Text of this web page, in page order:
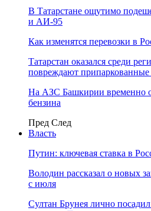
В Татарстане ощутимо
и АИ-95
Как изменятся перевозки в
Татарстан оказался среди
повреждают припаркованные
На АЗС Башкирии временно
бензина
Пред След
Власть
Путин: ключевая ставка в
Володин рассказал о новых
с июля
Султан Брунея лично